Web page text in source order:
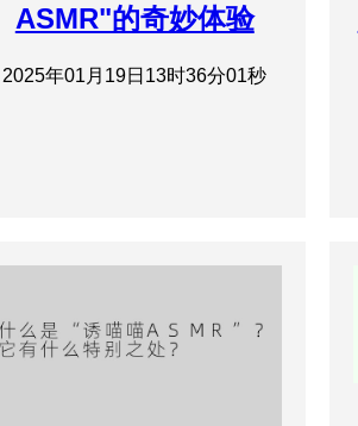
ASMR"的奇妙体验
2025年01月19日13时36分01秒